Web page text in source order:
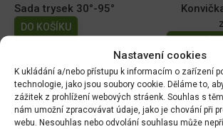
Nastavení cookies
K ukládání a/nebo přístupu k informacím o zařízení
technologie, jako jsou soubory cookie. Děláme to,
zážitek z prohlížení webových stráenk. Souhlas s
nám umožní zpracovávat údaje, jako je chování při
webu. Nesouhlas nebo odvolání souhlasu může
Sada trysek 30°-95°
DO KOŠÍKU
79.00Kč
Konev SPRING 4,5l/pl. s
růž/00745be
DO KOŠÍKU
Konvička
DO KOŠÍKU